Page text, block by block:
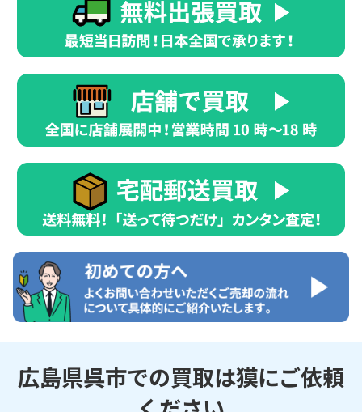
広島県呉市での買取は獏にご依頼